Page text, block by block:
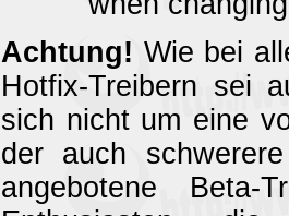
Achtung! Wie bei
Hotfix-Treibern sei
sich nicht um eine
der auch
angebotene